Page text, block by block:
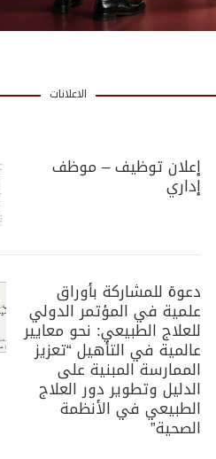
الاعلانات
إعلان توظيف – موظف
إداري
دعوة للمشاركة بأوراق
علمية في المؤتمر الدولي
للعلاج الطبيعي: نحو معايير
عالمية في التأهيل “تعزيز
الممارسة المبنية على
الدليل وتطوير دور العلاج
الطبيعي في الأنظمة
الصحية”